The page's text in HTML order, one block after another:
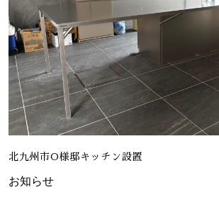
北九州市O様邸キッチン設置
お知らせ